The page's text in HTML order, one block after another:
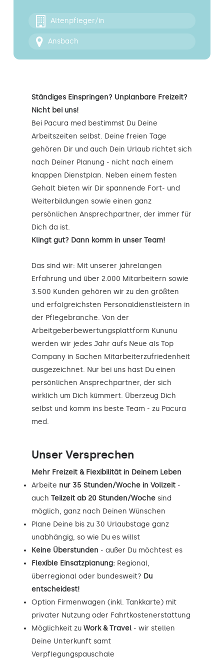
Altenpfleger/in
Ansbach
Ständiges Einspringen? Unplanbare Freizeit?
Nicht bei uns!
Bei Pacura med bestimmst Du Deine
Arbeitszeiten selbst. Deine freien Tage
gehören Dir und auch Dein Urlaub richtet sich
nach Deiner Planung - nicht nach einem
knappen Dienstplan. Neben einem festen
Gehalt bieten wir Dir spannende Fort- und
Weiterbildungen sowie einen ganz
persönlichen Ansprechpartner, der immer für
Dich da ist.
Klingt gut? Dann komm in unser Team!
Das sind wir: Mit unserer jahrelangen
Erfahrung und über 2.000 Mitarbeitern sowie
3.500 Kunden gehören wir zu den größten
und erfolgreichsten Personaldienstleistern in
der Pflegebranche. Von der
Arbeitgeberbewertungsplattform Kununu
werden wir jedes Jahr aufs Neue als Top
Company in Sachen Mitarbeiterzufriedenheit
ausgezeichnet. Nur bei uns hast Du einen
persönlichen Ansprechpartner, der sich
wirklich um Dich kümmert. Überzeug Dich
selbst und komm ins beste Team - zu Pacura
med.
Unser Versprechen
Mehr Freizeit & Flexibilität in Deinem Leben
Arbeite nur 35 Stunden/Woche in Vollzeit -
auch Teilzeit ab 20 Stunden/Woche sind
möglich, ganz nach Deinen Wünschen
Plane Deine bis zu 30 Urlaubstage ganz
unabhängig, so wie Du es willst
Keine Überstunden - außer Du möchtest es
Flexible Einsatzplanung: Regional,
überregional oder bundesweit? Du
entscheidest!
Option Firmenwagen (inkl. Tankkarte) mit
privater Nutzung oder Fahrtkostenerstattung
Möglichkeit zu Work & Travel - wir stellen
Deine Unterkunft samt
Verpflegungspauschale